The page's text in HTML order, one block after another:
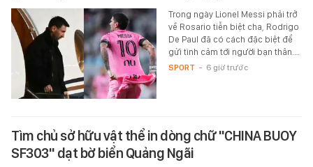
Trong ngày Lionel Messi phải trở
về Rosario tiễn biệt cha, Rodrigo
De Paul đã có cách đặc biệt để
gửi tình cảm tới người bạn thân.…
SPORT - 6 giờ trước
Tìm chủ sở hữu vật thể in dòng chữ "CHINA BUOY
SF303" dạt bờ biển Quảng Ngãi